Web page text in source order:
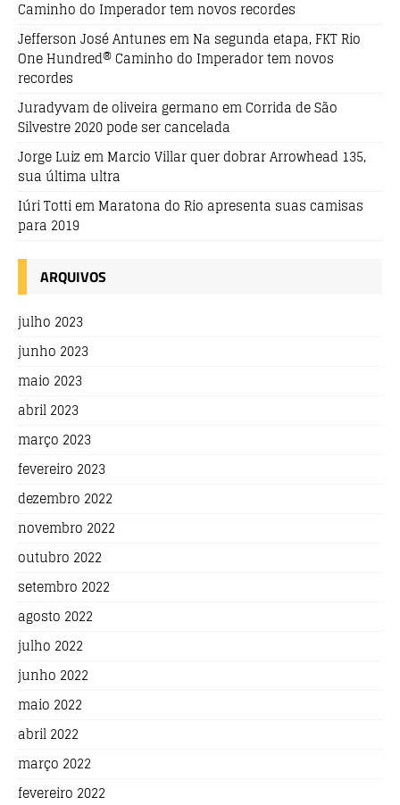
Caminho do Imperador tem novos recordes
Jefferson José Antunes em Na segunda etapa, FKT Rio
One Hundred® Caminho do Imperador tem novos
recordes
Juradyvam de oliveira germano emCorrida de São
Silvestre 2020 pode ser cancelada
Jorge Luiz em Marcio Villar quer dobrar Arrowhead 135,
sua última ultra
Iúri Totti em Maratona do Rio apresenta suas camisas
para 2019
ARQUIVOS
julho 2023
junho 2023
maio 2023
abril 2023
março 2023
fevereiro 2023
dezembro 2022
novembro 2022
outubro 2022
setembro 2022
agosto 2022
julho 2022
junho 2022
maio 2022
abril 2022
março 2022
fevereiro 2022